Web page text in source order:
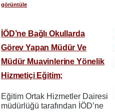
görüntüle
İÖD’ne Bağlı Okullarda
Görev Yapan Müdür Ve
Müdür Muavinlerine Yönelik
Hizmetiçi Eğitim;
Eğitim Ortak Hizmetler Dairesi
müdürlüğü tarafından İÖD’ne